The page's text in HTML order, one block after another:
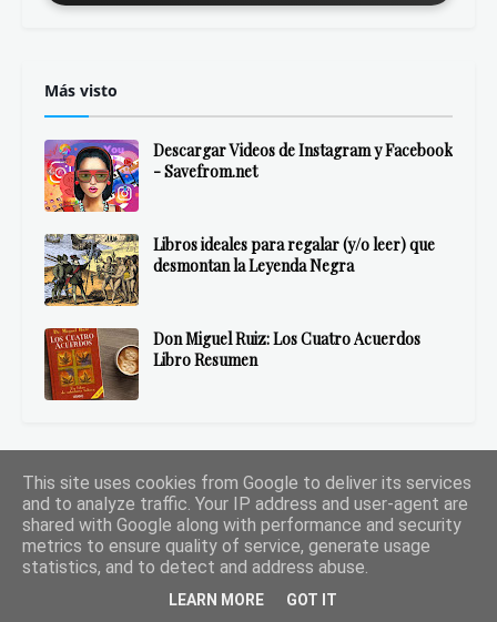
Más visto
Descargar Videos de Instagram y Facebook
- Savefrom.net
Libros ideales para regalar (y/o leer) que
desmontan la Leyenda Negra
Don Miguel Ruiz: Los Cuatro Acuerdos
Libro Resumen
Comentarios
Beto Brom
Gusté leerte, Nurita. Destaco aquello de: //teng...
This site uses cookies from Google to deliver its services
and to analyze traffic. Your IP address and user-agent are
shared with Google along with performance and security
metrics to ensure quality of service, generate usage
statistics, and to detect and address abuse.
LEARN MORE GOT IT